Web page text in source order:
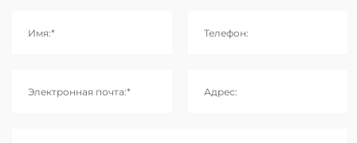
Имя:* Телефон:
Электронная почта:* Адрес: